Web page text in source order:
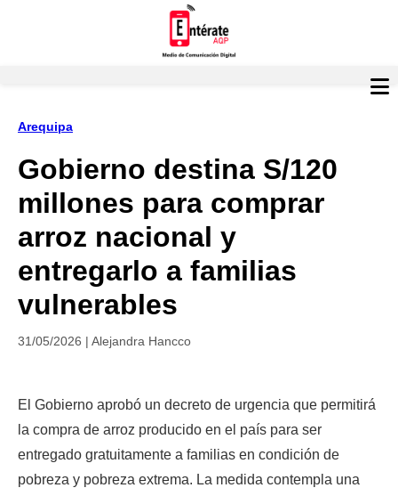
Arequipa
Gobierno destina S/120
millones para comprar
arroz nacional y
entregarlo a familias
vulnerables
31/05/2026 | Alejandra Hancco
El Gobierno aprobó un decreto de urgencia que permitirá
la compra de arroz producido en el país para ser
entregado gratuitamente a familias en condición de
pobreza y pobreza extrema. La medida contempla una